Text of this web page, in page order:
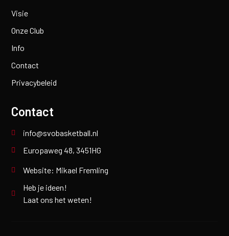
Visie
Onze Club
Info
Contact
Privacybeleid
Contact
info@svobasketball.nl
Europaweg 48, 3451HG
Website: Mikael Fremling
Heb je ideen!
Laat ons het weten!